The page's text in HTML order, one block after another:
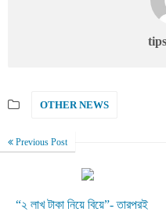
OTHER NEWS
Previous Post
“২ লাখ টাকা নিয়ে বিয়ে”- তারপরই